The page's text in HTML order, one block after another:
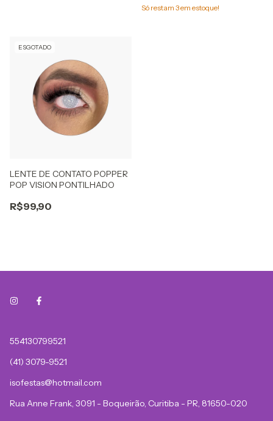
Só restam 3em estoque!
ESGOTADO
LENTE DE CONTATO POPPER
POP VISION PONTILHADO
R$99,90
554130799521
(41) 3079-9521
isofestas@hotmail.com
Rua Anne Frank, 3091 - Boqueirão, Curitiba - PR, 81650-020